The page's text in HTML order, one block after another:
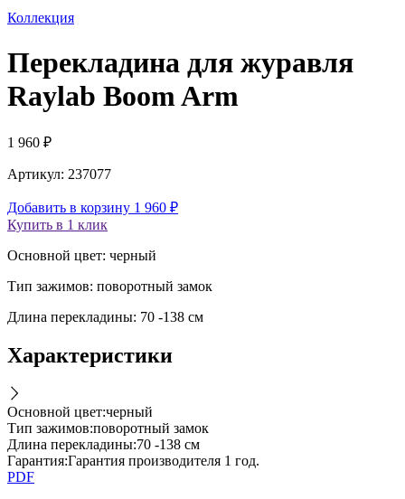
Коллекция
Перекладина для журавля
Raylab Boom Arm
1 960 ₽
Артикул: 237077
Добавить в корзину 1 960 ₽
Купить в 1 клик
Основной цвет: черный
Тип зажимов: поворотный замок
Длина перекладины: 70 -138 см
Характеристики
Основной цвет:черный
Тип зажимов:поворотный замок
Длина перекладины:70 -138 см
Гарантия:Гарантия производителя 1 год.
PDF